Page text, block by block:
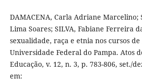
DAMACENA, Carla Adriane Marcelino;
Lima Soares; SILVA, Fabiane Ferreira
sexualidade, raça e etnia nos cursos
Universidade Federal do Pampa. Atos
Educação, v. 12, n. 3, p. 783-806, set./
em: